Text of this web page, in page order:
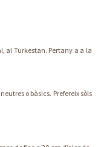
al Turkestan. Pertany a a la
o bàsics. Prefereix sòls